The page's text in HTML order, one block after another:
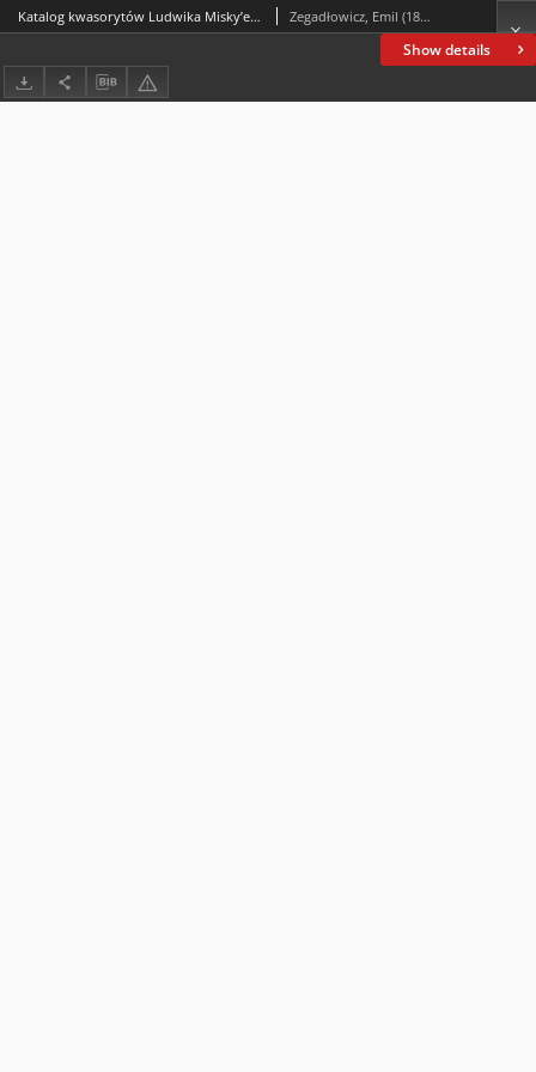
Show details
Katalog kwasorytów Ludwika Misky’ego znajdujących się w zbiorze gorzeńskim Emila Zegadłowicza Zegadłowicz, Emil (1888-1941)